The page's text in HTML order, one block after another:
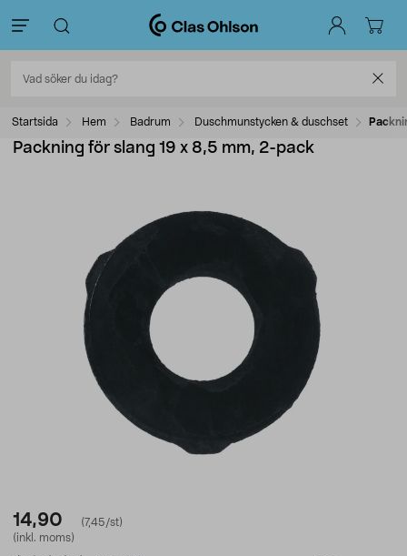
Startsida Hem Badrum Duschmunstycken & duschset
Packning för slang 19 x 8,5 mm, 2-pack
14,90
(7,45/st)
(inkl. moms)